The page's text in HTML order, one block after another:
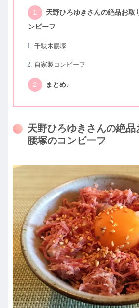
天野ひろゆきさんの絶品お取
ンビーフ
千駄木腰塚
自家製コンビーフ
まとめ♪
天野ひろゆきさんの絶品
腰塚のコンビーフ